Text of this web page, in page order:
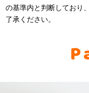
の基準内と判断しており
了承ください。